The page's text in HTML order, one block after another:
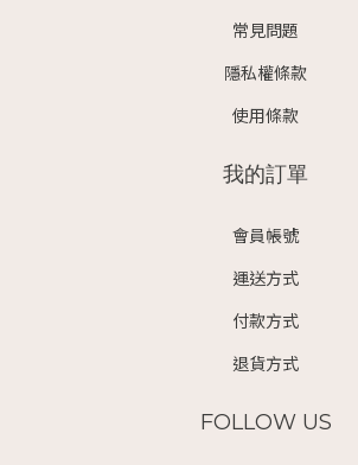
常見問題
隱私權條款
使用條款
我的訂單
會員帳號
運送方式
付款方式
退貨方式
FOLLOW US